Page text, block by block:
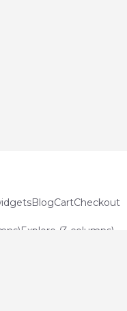
BlogCartCheckout
Explore (3 columns)